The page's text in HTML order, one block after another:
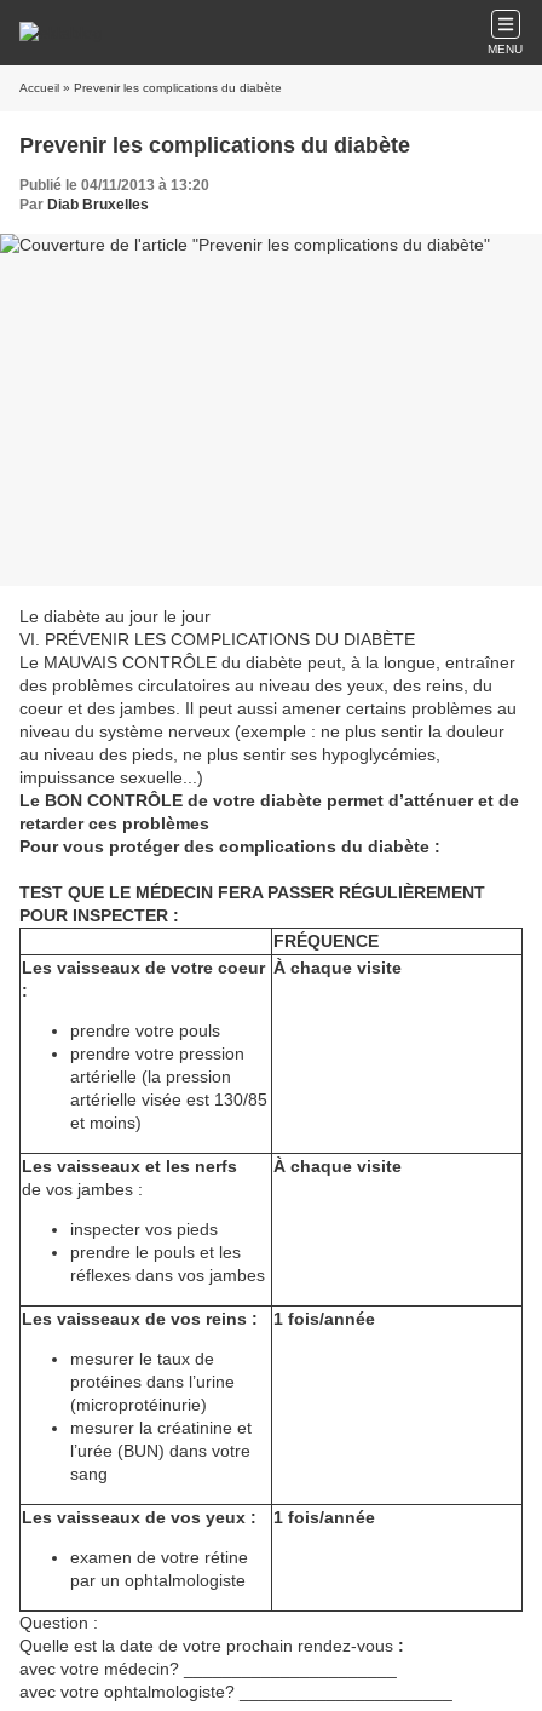
MENU
Accueil » Prevenir les complications du diabète
Prevenir les complications du diabète
Publié le 04/11/2013 à 13:20
Par Diab Bruxelles
Le diabète au jour le jour
VI. PRÉVENIR LES COMPLICATIONS DU DIABÈTE
Le MAUVAIS CONTRÔLE du diabète peut, à la longue, entraîner
des problèmes circulatoires au niveau des yeux, des reins, du
coeur et des jambes. Il peut aussi amener certains problèmes au
niveau du système nerveux (exemple : ne plus sentir la douleur
au niveau des pieds, ne plus sentir ses hypoglycémies,
impuissance sexuelle...)
Le BON CONTRÔLE de votre diabète permet d’atténuer et de
retarder ces problèmes
Pour vous protéger des complications du diabète :
TEST QUE LE MÉDECIN FERA PASSER RÉGULIÈREMENT
POUR INSPECTER :
FRÉQUENCE
Les vaisseaux de votre coeur
:
prendre votre pouls
prendre votre pression
artérielle (la pression
artérielle visée est 130/85
et moins)
À chaque visite
Les vaisseaux et les nerfs
de vos jambes :
inspecter vos pieds
prendre le pouls et les
réflexes dans vos jambes
À chaque visite
Les vaisseaux de vos reins :
mesurer le taux de
protéines dans l’urine
(microprotéinurie)
mesurer la créatinine et
l’urée (BUN) dans votre
sang
1 fois/année
Les vaisseaux de vos yeux :
examen de votre rétine
par un ophtalmologiste
1 fois/année
Question :
Quelle est la date de votre prochain rendez-vous :
avec votre médecin? ______________________
avec votre ophtalmologiste? ______________________